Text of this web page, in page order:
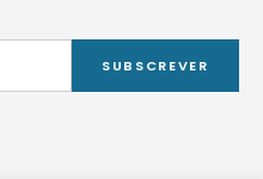
SUBSCREVER